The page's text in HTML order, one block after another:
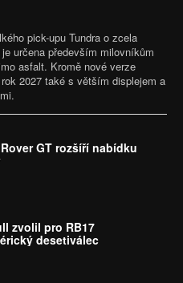
pick-upu Tundra o zcela
určena především milovníkům
asfalt. Kromě nové verze
2027 také s větším displejem a
GT rozšíří nabídku
zvolil pro RB17
desetiválec